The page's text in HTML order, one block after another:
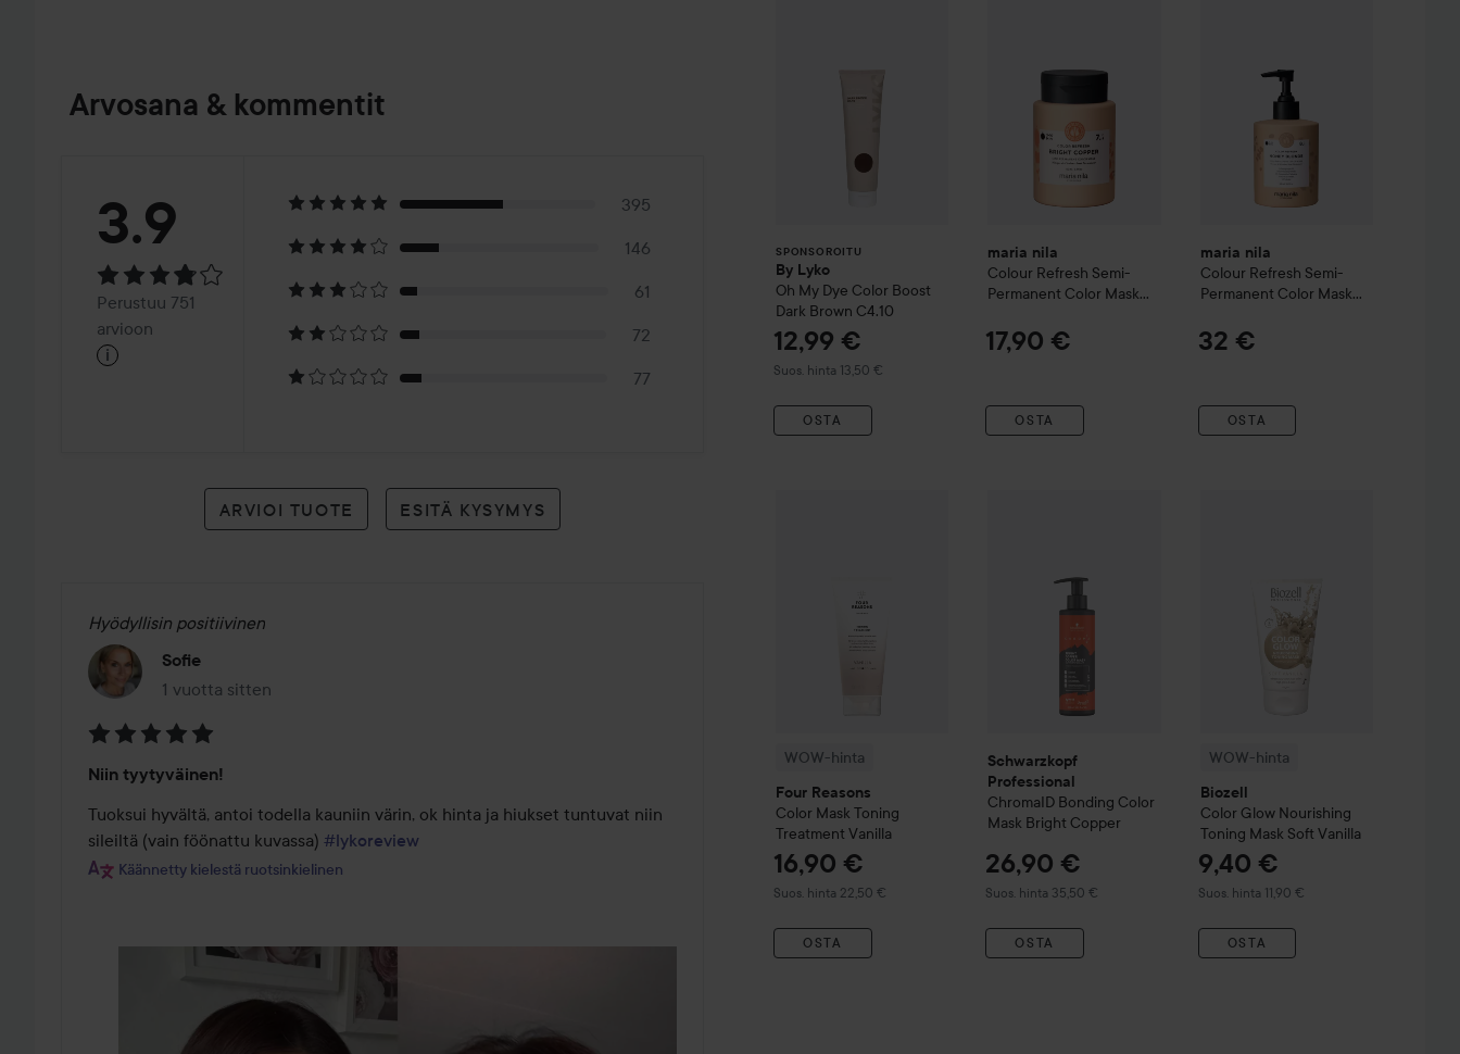
Arvosana & kommentit
Arvosana:
3.9Perustuu
751
3.9
Perustuu 751
arvioon
i
395
146
61
72
77
ARVIOI TUOTE ESITÄ KYSYMYS
Hyödyllisin positiivinen
Sofie
1 vuotta sitten
Viesti luotiin 1 vuotta sitten
5
/
5
Niin tyytyväinen!
Tuoksui hyvältä, antoi todella kauniin värin, ok hinta ja hiukset tuntuvat niin
sileiltä (vain föönattu kuvassa) #lykoreview
Käännetty kielestä ruotsinkielinen
SPONSOROITU
By Lyko
Oh My Dye Color Boost
Dark Brown C4.10
12,99 €
Suos. hinta 13,50 €
Suositeltu hinta 13,50 €
OSTA
maria nila
Colour Refresh Semi-
Permanent Color Mask
17,90 €
OSTA
maria nila
Colour Refresh Semi-
Permanent Color Mask
32 €
OSTA
WOW-hinta
Four Reasons
Color Mask Toning
Treatment Vanilla
16,90 €
Suos. hinta 22,50 €
Suositeltu hinta 22,50 €
OSTA
Schwarzkopf
Professional
ChromaID Bonding Color
Mask Bright Copper
26,90 €
Suos. hinta 35,50 €
Suositeltu hinta 35,50 €
OSTA
WOW-hinta
Biozell
Color Glow Nourishing
Toning Mask Soft Vanilla
9,40 €
Suos. hinta 11,90 €
Suositeltu hinta 11,90 €
OSTA